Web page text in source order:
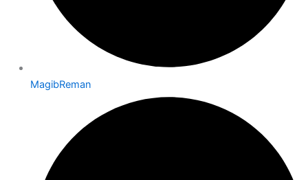
MagibReman